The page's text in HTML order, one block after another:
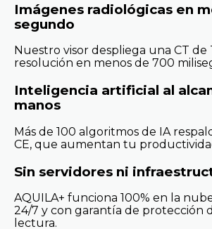
Imágenes radiológicas en
segundo
Nuestro visor despliega una CT de
resolución en menos de 700
Inteligencia artificial al
manos
Más de 100 algoritmos de IA
CE, que aumentan tu
Sin servidores ni
AQUILA+ funciona 100% en la
24/7 y con garantía de protección
lectura.